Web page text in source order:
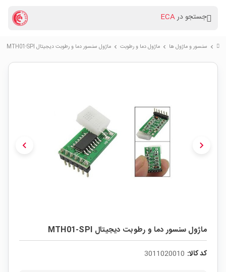
جستجو درECA
chevron_right سنسور و ماژول ها chevron_right ماژول دما و رطوبت chevron_right ماژول سنسور دما و رطوبت دیجیتال MTH01-SPI
chevron_left chevron_right
ماژول سنسور دما و رطوبت دیجیتال MTH01-SPI
کد کالا: 3011020010